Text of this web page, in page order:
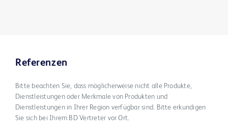
Referenzen
Bitte beachten Sie, dass möglicherweise nicht alle Produkte,
Dienstleistungen oder Merkmale von Produkten und
Dienstleistungen in Ihrer Region verfügbar sind. Bitte erkundigen
Sie sich bei Ihrem BD Vertreter vor Ort.